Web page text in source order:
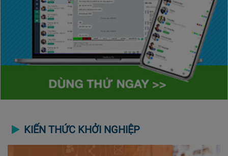
KIẾN THỨC KHỞI NGHIỆP